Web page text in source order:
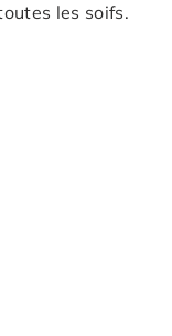
les soifs.